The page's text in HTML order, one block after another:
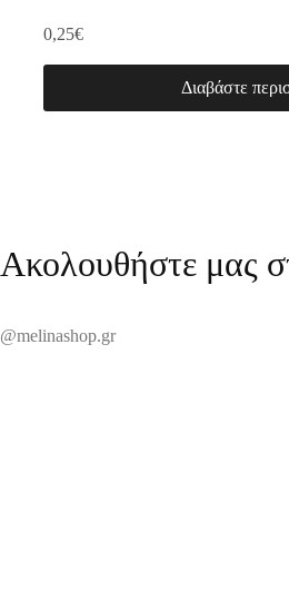
0,25€
Διαβάστε
Ακολουθήστε μας
@melinashop.gr